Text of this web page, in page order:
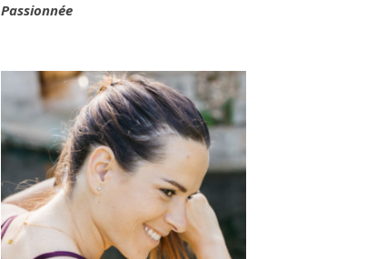
Passionnée